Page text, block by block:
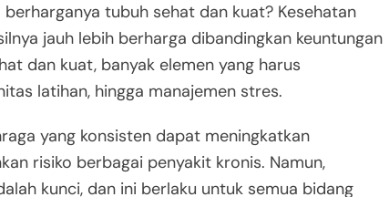
tubuh sehat dan kuat? Kesehatan
jauh lebih berharga dibandingkan keuntungan
dan kuat, banyak elemen yang harus
latihan, hingga manajemen stres.
yang konsisten dapat meningkatkan
risiko berbagai penyakit kronis. Namun,
kunci, dan ini berlaku untuk semua bidang